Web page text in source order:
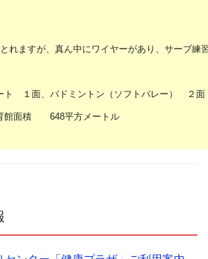
れますが、真ん中にワイヤーがあり、サーブ練
ト １面、バドミントン（ソフトバレー） ２面
館面積 648平方メートル